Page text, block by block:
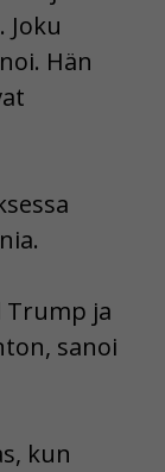
Hän
Trump ja
sanoi
kun